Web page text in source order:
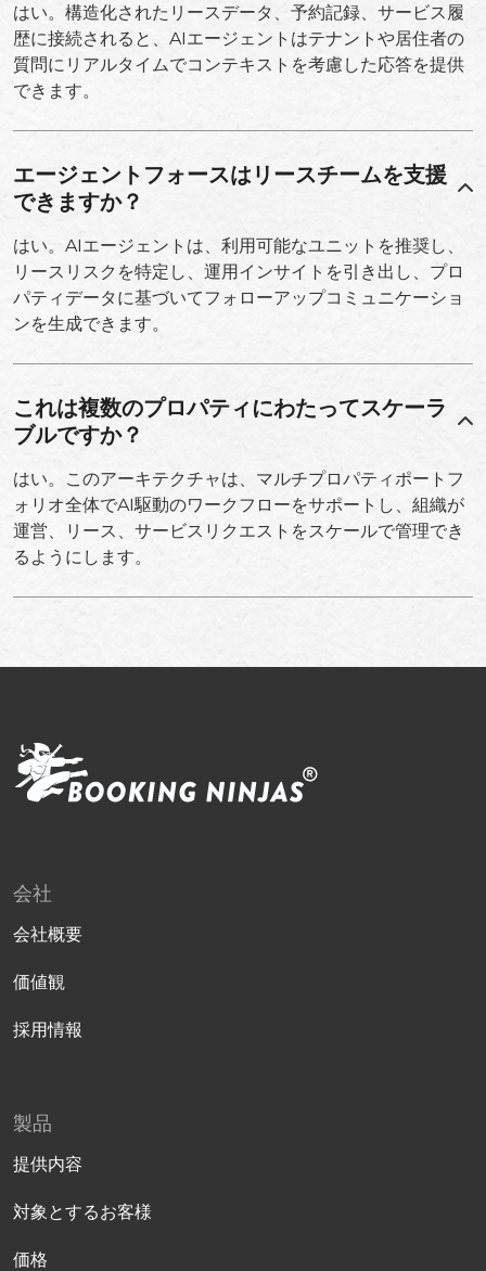
はい。構造化されたリースデータ、予約記録、サービス履
歴に接続されると、AIエージェントはテナントや居住者の
質問にリアルタイムでコンテキストを考慮した応答を提供
できます。
エージェントフォースはリースチームを支援
できますか？
はい。AIエージェントは、利用可能なユニットを推奨し、
リースリスクを特定し、運用インサイトを引き出し、プロ
パティデータに基づいてフォローアップコミュニケーショ
ンを生成できます。
これは複数のプロパティにわたってスケーラ
ブルですか？
はい。このアーキテクチャは、マルチプロパティポートフ
ォリオ全体でAI駆動のワークフローをサポートし、組織が
運営、リース、サービスリクエストをスケールで管理でき
るようにします。
会社
会社概要
価値観
採用情報
製品
提供内容
対象とするお客様
価格